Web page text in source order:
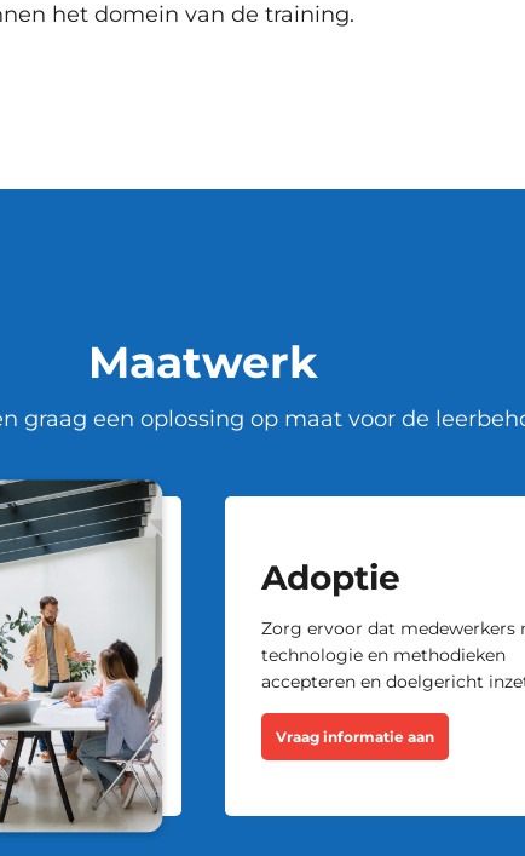
het domein van de training.
Maatwerk
graag een oplossing op maat voor de
Adoptie
Zorg ervoor dat medewerkers
technologie en methodieken
accepteren en doelgericht
Vraag informatie aan